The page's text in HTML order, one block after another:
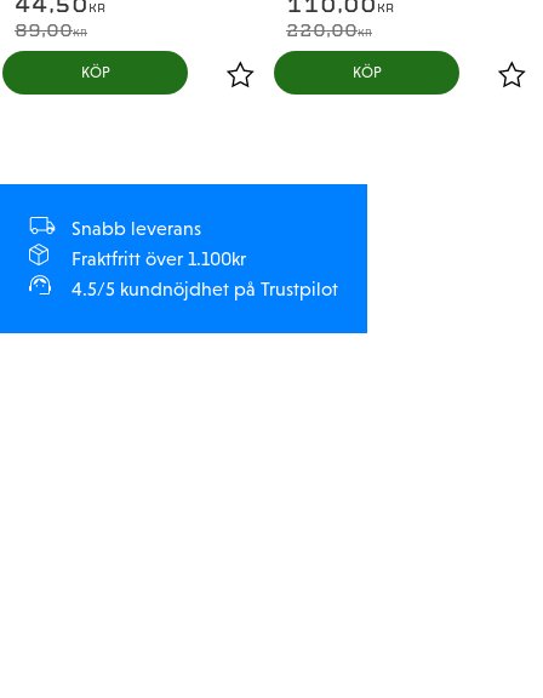
KR
89,00KR
KÖP
KR
220,00KR
KÖP
Snabb leverans
Fraktfritt över 1.100kr
4.5/5 kundnöjdhet på Trustpilot